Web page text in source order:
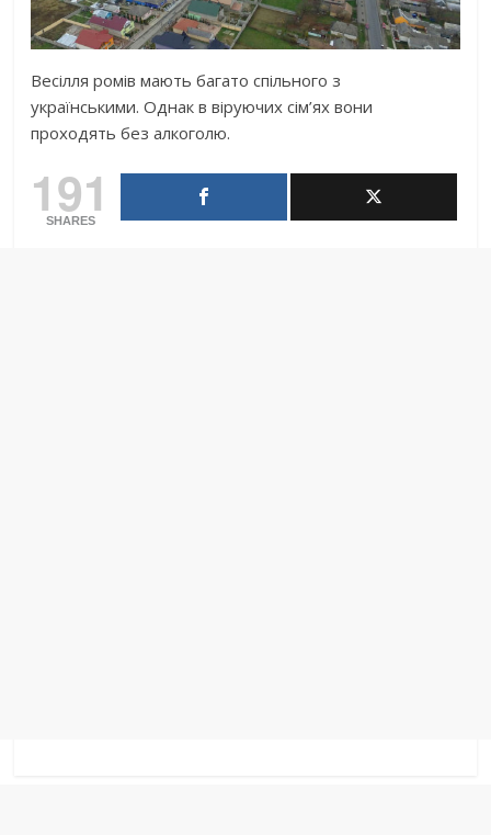
Весілля ромів мають багато спільного з
українськими. Однак в віруючих сім’ях вони
проходять без алкоголю.
191
SHARES